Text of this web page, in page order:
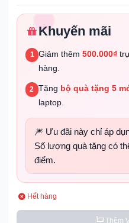
Khuyến mãi
1 Giảm thêm500.000₫
hàng.
2 Tặng bộ quà tặng 5
laptop.
🎆 Ưu đãi này chỉ áp
Số lượng quà tặng có
điểm.
Hết hàng
Thêm